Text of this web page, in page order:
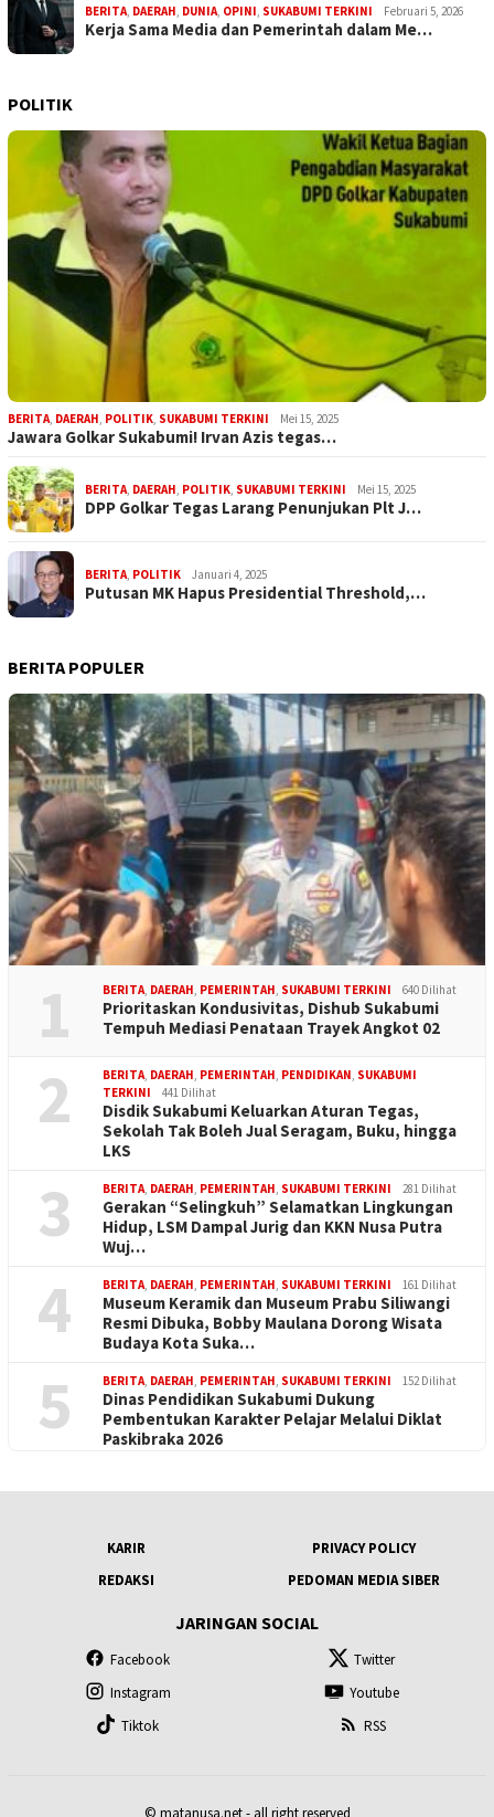
BERITA, DAERAH, DUNIA, OPINI, SUKABUMI TERKINI Februari 5, 2026
Kerja Sama Media dan Pemerintah dalam Me…
POLITIK
BERITA, DAERAH, POLITIK, SUKABUMI TERKINI Mei 15, 2025
Jawara Golkar Sukabumi! Irvan Azis tegas…
BERITA, DAERAH, POLITIK, SUKABUMI TERKINI Mei 15, 2025
DPP Golkar Tegas Larang Penunjukan Plt J…
BERITA, POLITIK Januari 4, 2025
Putusan MK Hapus Presidential Threshold,…
BERITA POPULER
1 BERITA, DAERAH, PEMERINTAH, SUKABUMI TERKINI 640 Dilihat
Prioritaskan Kondusivitas, Dishub Sukabumi
Tempuh Mediasi Penataan Trayek Angkot 02
2 BERITA, DAERAH, PEMERINTAH, PENDIDIKAN, SUKABUMI
TERKINI
441 Dilihat
Disdik Sukabumi Keluarkan Aturan Tegas,
Sekolah Tak Boleh Jual Seragam, Buku, hingga
LKS
3 BERITA, DAERAH, PEMERINTAH, SUKABUMI TERKINI 281 Dilihat
Gerakan “Selingkuh” Selamatkan Lingkungan
Hidup, LSM Dampal Jurig dan KKN Nusa Putra
Wuj…
4 BERITA, DAERAH, PEMERINTAH, SUKABUMI TERKINI 161 Dilihat
Museum Keramik dan Museum Prabu Siliwangi
Resmi Dibuka, Bobby Maulana Dorong Wisata
Budaya Kota Suka…
5 BERITA, DAERAH, PEMERINTAH, SUKABUMI TERKINI 152 Dilihat
Dinas Pendidikan Sukabumi Dukung
Pembentukan Karakter Pelajar Melalui Diklat
Paskibraka 2026
KARIR
PRIVACY POLICY
REDAKSI
PEDOMAN MEDIA SIBER
JARINGAN SOCIAL
Facebook
Twitter
Instagram
Youtube
Tiktok
RSS